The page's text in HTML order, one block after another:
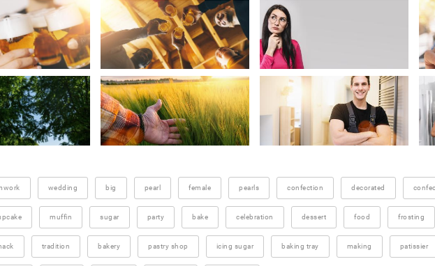
wedding big pearl female pearls confection decorated
muffin sugar party bake celebration dessert food frosting
tradition bakery pastry shop icing sugar baking tray making patissier